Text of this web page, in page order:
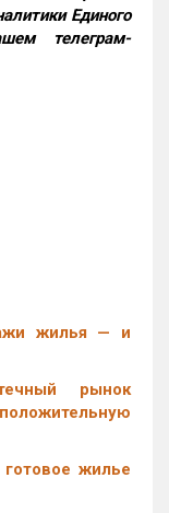
Единого
телеграм-
жилья — и
рынок
жилье